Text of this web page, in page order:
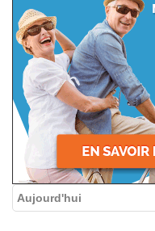
Aujourd'hui